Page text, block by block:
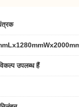
उपलब्ध हैं